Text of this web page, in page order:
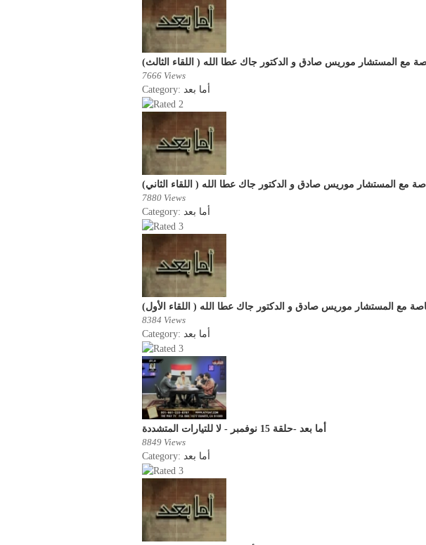
مع المستشار موريس صادق و الدكتور جاك عطا الله ( اللقاء الثالث)
7666 Views
Category: أما بعد
مع المستشار موريس صادق و الدكتور جاك عطا الله ( اللقاء الثاني)
7880 Views
Category: أما بعد
مع المستشار موريس صادق و الدكتور جاك عطا الله ( اللقاء الأول)
8384 Views
Category: أما بعد
أما بعد -حلقة 15 نوفمبر - لا للتيارات المتشددة
8849 Views
Category: أما بعد